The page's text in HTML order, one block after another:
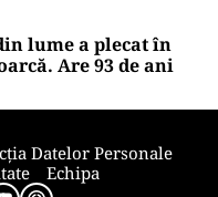
lume a plecat în
Are 93 de ani
Datelor Personale
Echipa